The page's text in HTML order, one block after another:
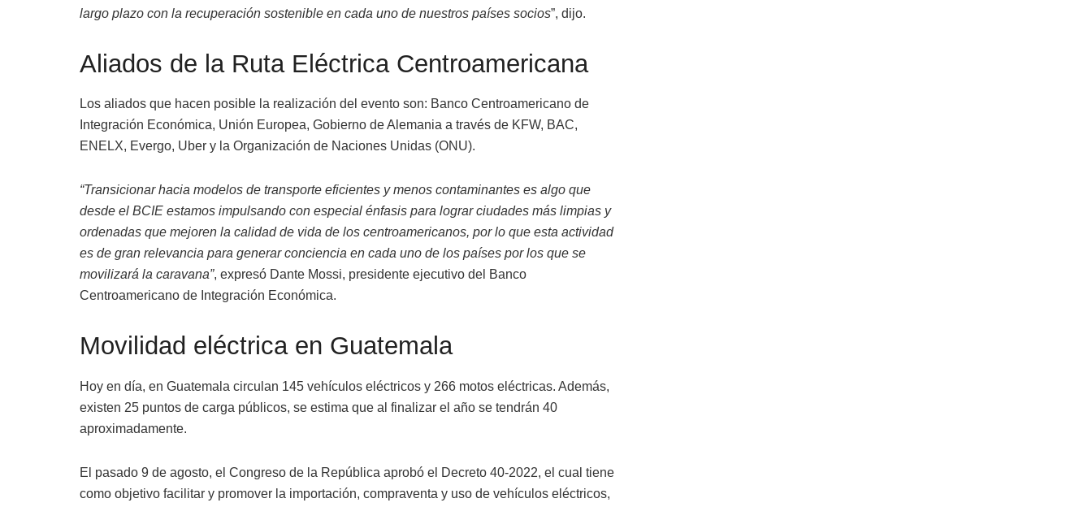
largo plazo con la recuperación sostenible en cada uno de nuestros países socios”, dijo.
Aliados de la Ruta Eléctrica Centroamericana
Los aliados que hacen posible la realización del evento son: Banco Centroamericano de
Integración Económica, Unión Europea, Gobierno de Alemania a través de KFW, BAC,
ENELX, Evergo, Uber y la Organización de Naciones Unidas (ONU).
“Transicionar hacia modelos de transporte eficientes y menos contaminantes es algo que
desde el BCIE estamos impulsando con especial énfasis para lograr ciudades más limpias y
ordenadas que mejoren la calidad de vida de los centroamericanos, por lo que esta actividad
es de gran relevancia para generar conciencia en cada uno de los países por los que se
movilizará la caravana”, expresó Dante Mossi, presidente ejecutivo del Banco
Centroamericano de Integración Económica.
Movilidad eléctrica en Guatemala
Hoy en día, en Guatemala circulan 145 vehículos eléctricos y 266 motos eléctricas. Además,
existen 25 puntos de carga públicos, se estima que al finalizar el año se tendrán 40
aproximadamente.
El pasado 9 de agosto, el Congreso de la República aprobó el Decreto 40-2022, el cual tiene
como objetivo facilitar y promover la importación, compraventa y uso de vehículos eléctricos,